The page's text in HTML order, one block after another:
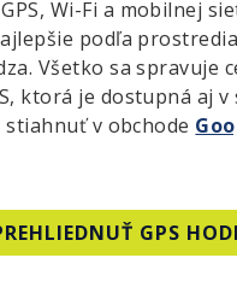
Wi-Fi a mobilnej
podľa
Všetko sa spravuje
ktorá je dostupná aj
stiahnuť v obchode
GPS